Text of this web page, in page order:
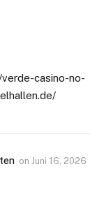
casino-no-
on Juni 16, 2026